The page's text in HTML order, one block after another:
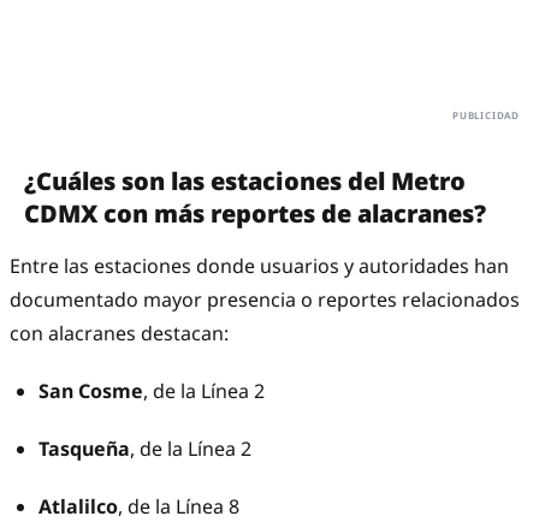
¿Cuáles son las estaciones del Metro
CDMX con más reportes de alacranes?
Entre las estaciones donde usuarios y autoridades han
documentado mayor presencia o reportes relacionados
con alacranes destacan:
San Cosme, de la Línea 2
Tasqueña, de la Línea 2
Atlalilco, de la Línea 8